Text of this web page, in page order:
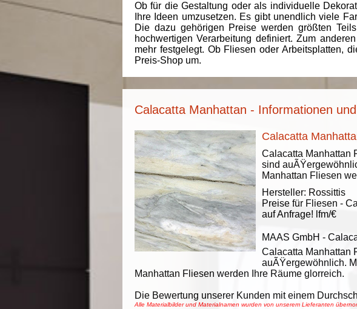
Ob für die Gestaltung oder als individuelle
Ihre Ideen umzusetzen. Es gibt unendlich viele
Die dazu gehörigen Preise werden größten
hochwertigen Verarbeitung definiert. Zum
mehr festgelegt. Ob Fliesen oder Arbeitsplatten,
Preis-Shop um.
Calacatta Manhattan - Informationen
Calacatta
Calacatta Manhattan
sind
Manhattan Fliesen
Hersteller: Rossittis
Preise für Fliesen -
auf Anfrage! lfm/€
MAAS GmbH -
Calacatta Manhattan
auÃŸergewöhnlich.
Manhattan Fliesen werden Ihre Räume glorreich.
Die Bewertung unserer Kunden mit einem
Alle Materialbilder und Materialnamen wurden von unserem Lieferanten